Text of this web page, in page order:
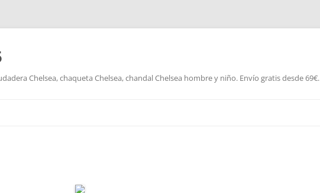
Chelsea, chaqueta Chelsea, chandal Chelsea hombre y niño. Envío gratis desde 69€.